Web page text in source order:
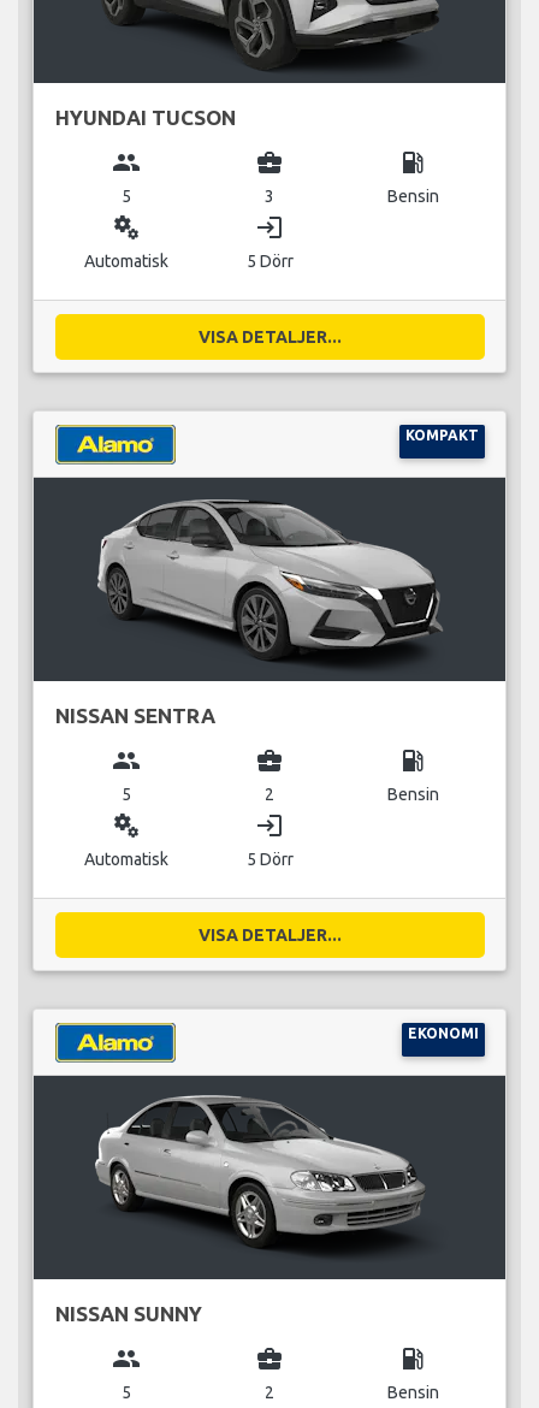
HYUNDAI TUCSON
group
5
business_center
3
local_gas_station
Bensin
miscellaneous_services
Automatisk
login
5 Dörr
VISA DETALJER...
KOMPAKT
NISSAN SENTRA
group
5
business_center
2
local_gas_station
Bensin
miscellaneous_services
Automatisk
login
5 Dörr
VISA DETALJER...
EKONOMI
NISSAN SUNNY
group
5
business_center
2
local_gas_station
Bensin